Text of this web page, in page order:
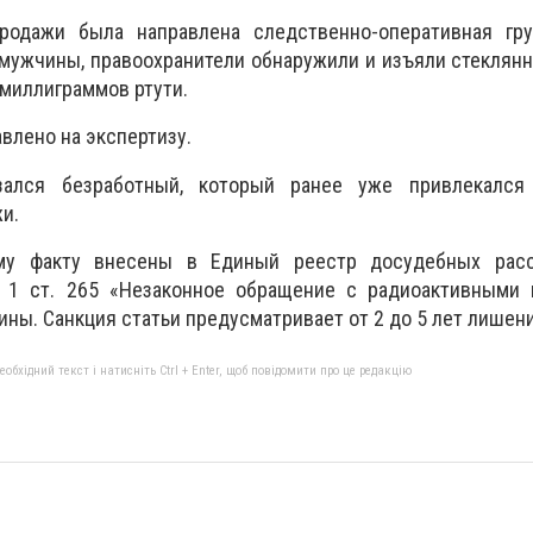
была направлена следственно-оперативная
правоохранители обнаружили и изъяли
ртути.
на экспертизу.
безработный, который ранее уже
факту внесены в Единый реестр досудебных
ст. 265 «Незаконное обращение с радиоактивными
Санкция статьи предусматривает от 2 до 5 лет
текст і натисніть Ctrl + Enter, щоб повідомити про це редакцію